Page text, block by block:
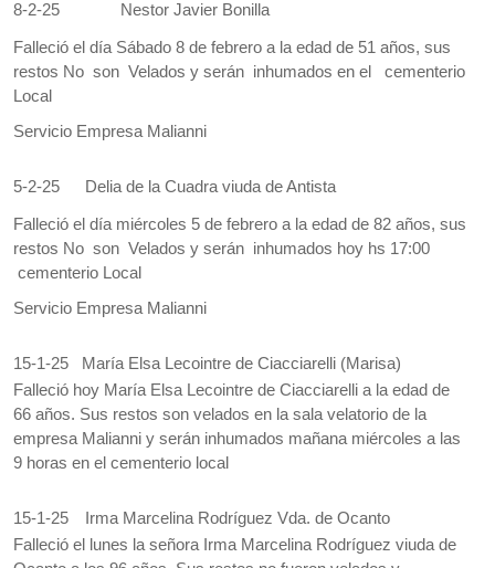
8-2-25 Nestor Javier Bonilla
Falleció el día Sábado 8 de febrero a la edad de 51 años, sus
restos No son Velados y serán inhumados en el cementerio
Local
Servicio Empresa Malianni
5-2-25 Delia de la Cuadra viuda de Antista
Falleció el día miércoles 5 de febrero a la edad de 82 años, sus
restos No son Velados y serán inhumados hoy hs 17:00
cementerio Local
Servicio Empresa Malianni
15-1-25
María Elsa Lecointre de Ciacciarelli (Marisa)
Falleció hoy María Elsa Lecointre de Ciacciarelli a la edad de
66 años. Sus restos son velados en la sala velatorio de la
empresa Malianni y serán inhumados mañana miércoles a las
9 horas en el cementerio local
15-1-25
Irma Marcelina Rodríguez Vda. de Ocanto
Falleció el lunes la señora Irma Marcelina Rodríguez viuda de